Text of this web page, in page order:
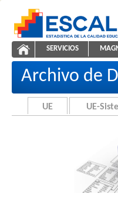
ESCALE - Unidad
Archivo de Datos
NAVEGACIÓN
SERVICIOS
Archivo de
UE UE-